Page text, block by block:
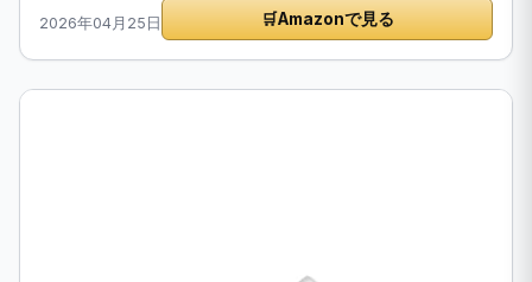
2026年04月25日 🛒Amazonで見る